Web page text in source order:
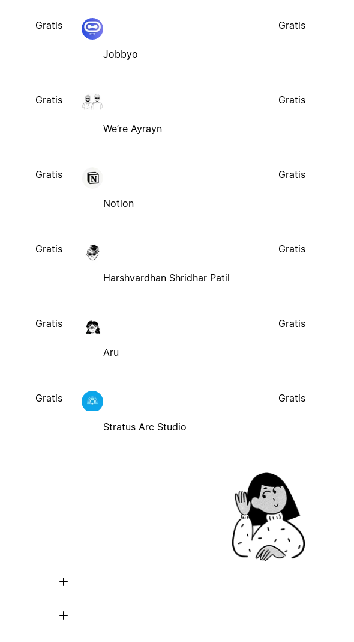
Gratis
Jobbyo
Gratis
Gratis
We’re Ayrayn
Gratis
Gratis
Notion
Gratis
Gratis
Harshvardhan Shridhar Patil
Gratis
Gratis
Aru
Gratis
Gratis
Stratus Arc Studio
Gratis